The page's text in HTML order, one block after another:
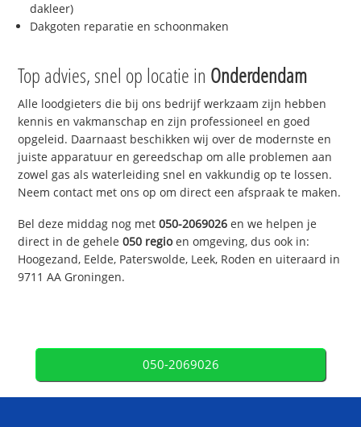
dakleer)
Dakgoten reparatie en schoonmaken
Top advies, snel op locatie in Onderdendam
Alle loodgieters die bij ons bedrijf werkzaam zijn hebben
kennis en vakmanschap en zijn professioneel en goed
opgeleid. Daarnaast beschikken wij over de modernste en
juiste apparatuur en gereedschap om alle problemen aan
zowel gas als waterleiding snel en vakkundig op te lossen.
Neem contact met ons op om direct een afspraak te maken.
Bel deze middag nog met050-2069026 en we helpen je
direct in de gehele050 regioen omgeving, dus ook in:
Hoogezand, Eelde, Paterswolde, Leek, Roden en uiteraard in
9711 AA Groningen.
050-2069026